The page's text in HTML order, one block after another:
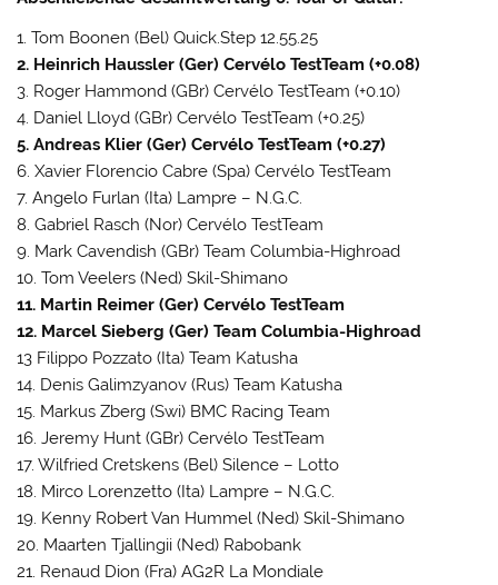
1. Tom Boonen (Bel) Quick.Step 12.55.25
2. Heinrich Haussler (Ger) Cervélo TestTeam (+0.08)
3. Roger Hammond (GBr) Cervélo TestTeam (+0.10)
4. Daniel Lloyd (GBr) Cervélo TestTeam (+0.25)
5. Andreas Klier (Ger) Cervélo TestTeam (+0.27)
6. Xavier Florencio Cabre (Spa) Cervélo TestTeam
7. Angelo Furlan (Ita) Lampre – N.G.C.
8. Gabriel Rasch (Nor) Cervélo TestTeam
9. Mark Cavendish (GBr) Team Columbia-Highroad
10. Tom Veelers (Ned) Skil-Shimano
11. Martin Reimer (Ger) Cervélo TestTeam
12. Marcel Sieberg (Ger) Team Columbia-Highroad
13 Filippo Pozzato (Ita) Team Katusha
14. Denis Galimzyanov (Rus) Team Katusha
15. Markus Zberg (Swi) BMC Racing Team
16. Jeremy Hunt (GBr) Cervélo TestTeam
17. Wilfried Cretskens (Bel) Silence – Lotto
18. Mirco Lorenzetto (Ita) Lampre – N.G.C.
19. Kenny Robert Van Hummel (Ned) Skil-Shimano
20. Maarten Tjallingii (Ned) Rabobank
21. Renaud Dion (Fra) AG2R La Mondiale